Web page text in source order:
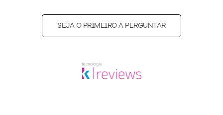
SEJA O PRIMEIRO A PERGUNTAR